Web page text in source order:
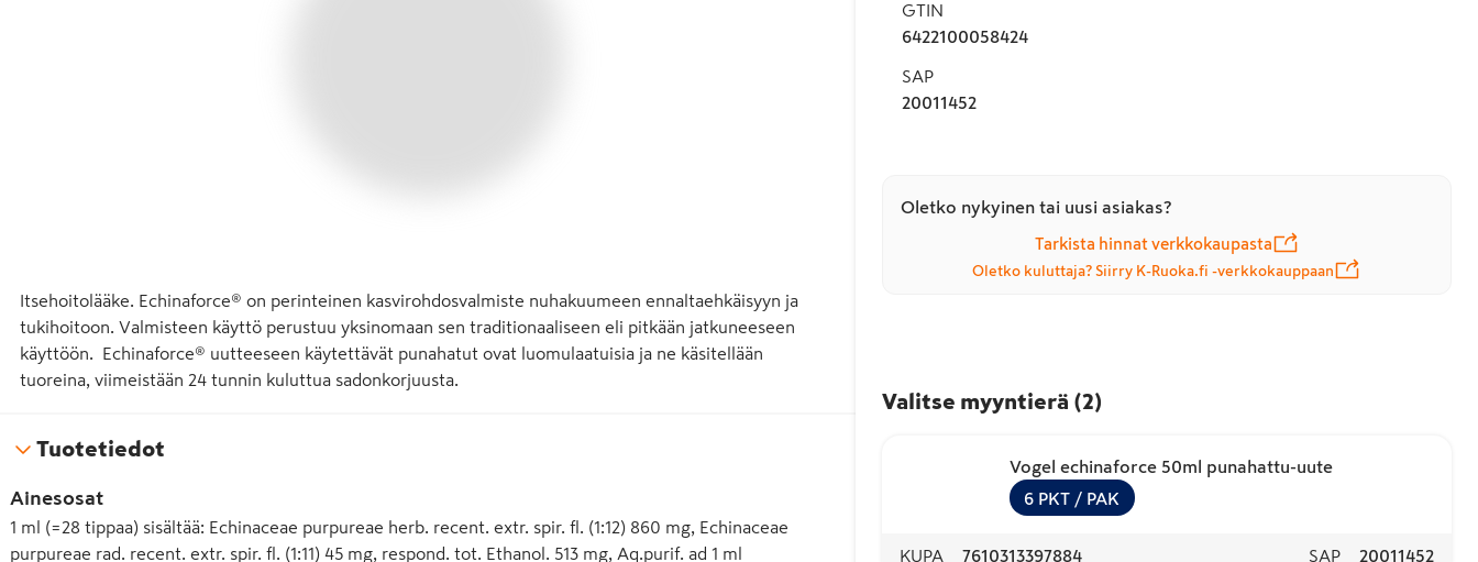
Itsehoitolääke. Echinaforce® on perinteinen kasvirohdosvalmiste nuhakuumeen ennaltaehkäisyyn ja
tukihoitoon. Valmisteen käyttö perustuu yksinomaan sen traditionaaliseen eli pitkään jatkuneeseen
käyttöön.  Echinaforce® uutteeseen käytettävät punahatut ovat luomulaatuisia ja ne käsitellään
tuoreina, viimeistään 24 tunnin kuluttua sadonkorjuusta.
Tuotetiedot
Ainesosat
1 ml (=28 tippaa) sisältää: Echinaceae purpureae herb. recent. extr. spir. fl. (1:12) 860 mg, Echinaceae
purpureae rad. recent. extr. spir. fl. (1:11) 45 mg, respond. tot. Ethanol. 513 mg, Aq.purif. ad 1 ml
GTIN
6422100058424
SAP
20011452
Oletko nykyinen tai uusi asiakas?
Tarkista hinnat verkkokaupasta
Oletko kuluttaja? Siirry K-Ruoka.fi -verkkokauppaan
Valitse myyntierä (2)
Vogel echinaforce 50ml punahattu-uute
6 PKT / PAK
KUPA 7610313397884 SAP 20011452